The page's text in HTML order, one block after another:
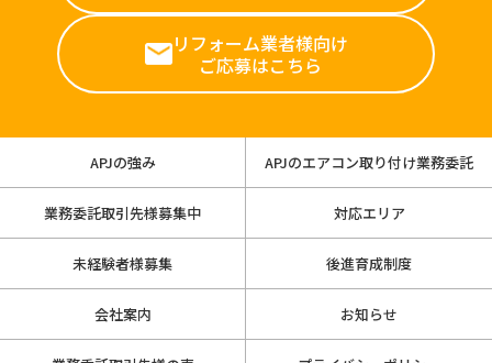
リフォーム業者様向け
ご応募はこちら
APJの強み APJのエアコン取り付け業務委託
業務委託取引先様募集中 対応エリア
未経験者様募集 後進育成制度
会社案内 お知らせ